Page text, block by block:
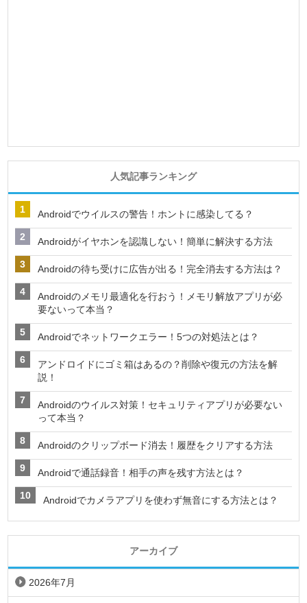
人気記事ランキング
Androidでウイルスの警告！ホントに感染してる？
Androidがイヤホンを認識しない！簡単に解決する方法
Androidの待ち受けに広告が出る！完全消去する方法は？
Androidのメモリ最適化を行おう！メモリ解放アプリが必
要ないって本当？
Androidでネットワークエラー！5つの対処法とは？
アンドロイドにゴミ箱はあるの？削除や復元の方法を解
説！
Androidのウイルス対策！セキュリティアプリが必要ない
って本当？
Androidのクリップボード消去！履歴をクリアする方法
Androidで通話録音！相手の声を残す方法とは？
Androidでカメラアプリを使わず無音にする方法とは？
アーカイブ
2026年7月